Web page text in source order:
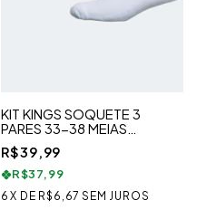
KIT KINGS SOQUETE 3
PARES 33-38 MEIAS
BRANCAS
R$39,99
R$37,99
6 X DE R$6,67 SEM JUROS